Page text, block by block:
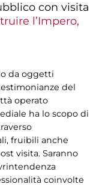
con visita
l’Impero,
da oggetti
del
operato
ha lo scopo di
fruibili anche
visita. Saranno
coinvolte